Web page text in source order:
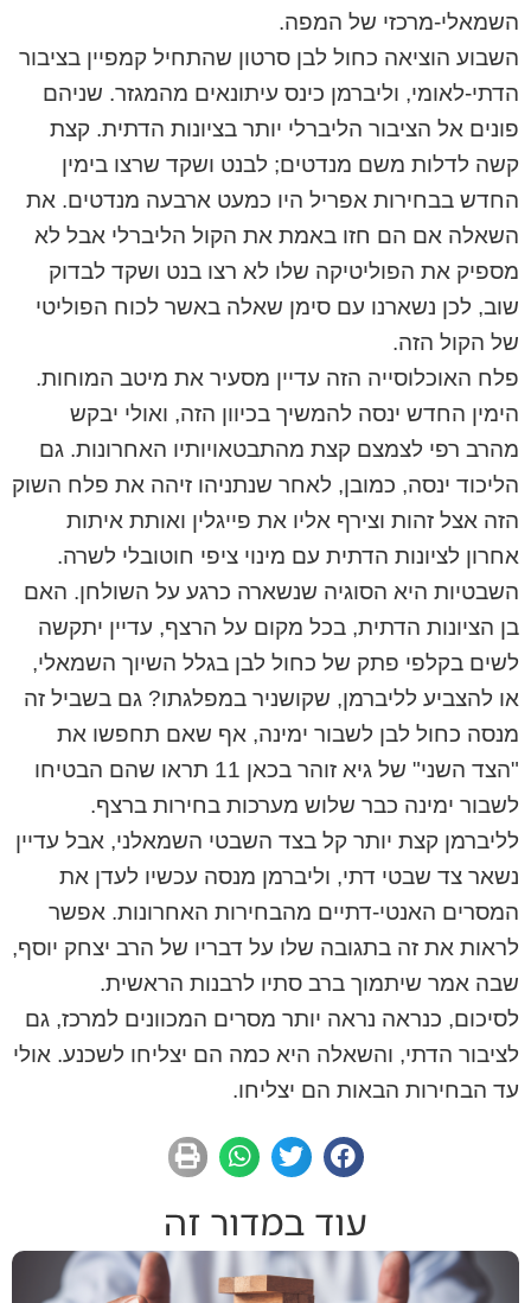
השמאלי-מרכזי של המפה.
השבוע הוציאה כחול לבן סרטון שהתחיל קמפיין בציבור
הדתי-לאומי, וליברמן כינס עיתונאים מהמגזר. שניהם
פונים אל הציבור הליברלי יותר בציונות הדתית. קצת
קשה לדלות משם מנדטים; לבנט ושקד שרצו בימין
החדש בבחירות אפריל היו כמעט ארבעה מנדטים. את
השאלה אם הם חזו באמת את הקול הליברלי אבל לא
מספיק את הפוליטיקה שלו לא רצו בנט ושקד לבדוק
שוב, לכן נשארנו עם סימן שאלה באשר לכוח הפוליטי
של הקול הזה.
פלח האוכלוסייה הזה עדיין מסעיר את מיטב המוחות.
הימין החדש ינסה להמשיך בכיוון הזה, ואולי יבקש
מהרב רפי לצמצם קצת מהתבטאויותיו האחרונות. גם
הליכוד ינסה, כמובן, לאחר שנתניהו זיהה את פלח השוק
הזה אצל זהות וצירף אליו את פייגלין ואותת איתות
אחרון לציונות הדתית עם מינוי ציפי חוטובלי לשרה.
השבטיות היא הסוגיה שנשארה כרגע על השולחן. האם
בן הציונות הדתית, בכל מקום על הרצף, עדיין יתקשה
לשים בקלפי פתק של כחול לבן בגלל השיוך השמאלי,
או להצביע לליברמן, שקושניר במפלגתו? גם בשביל זה
מנסה כחול לבן לשבור ימינה, אף שאם תחפשו את
"הצד השני" של גיא זוהר בכאן 11 תראו שהם הבטיחו
לשבור ימינה כבר שלוש מערכות בחירות ברצף.
לליברמן קצת יותר קל בצד השבטי השמאלני, אבל עדיין
נשאר צד שבטי דתי, וליברמן מנסה עכשיו לעדן את
המסרים האנטי-דתיים מהבחירות האחרונות. אפשר
לראות את זה בתגובה שלו על דבריו של הרב יצחק יוסף,
שבה אמר שיתמוך ברב סתיו לרבנות הראשית.
לסיכום, כנראה נראה יותר מסרים המכוונים למרכז, גם
לציבור הדתי, והשאלה היא כמה הם יצליחו לשכנע. אולי
עד הבחירות הבאות הם יצליחו.
עוד במדור זה